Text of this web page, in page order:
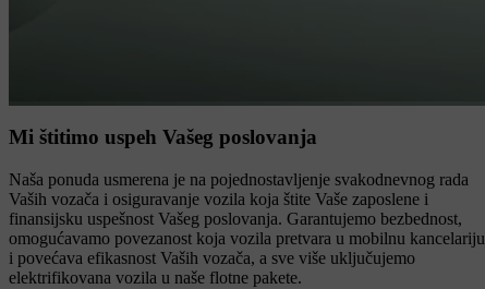
Mi štitimo uspeh Vašeg poslovanja
Naša ponuda usmerena je na pojednostavljenje svakodnevnog rada
Vaših vozača i osiguravanje vozila koja štite Vaše zaposlene i
finansijsku uspešnost Vašeg poslovanja. Garantujemo bezbednost,
omogućavamo povezanost koja vozila pretvara u mobilnu kancelariju
i povećava efikasnost Vaših vozača, a sve više uključujemo
elektrifikovana vozila u naše flotne pakete.